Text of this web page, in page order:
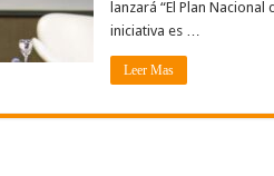
lanzará “El Plan
iniciativa es …
Leer Mas